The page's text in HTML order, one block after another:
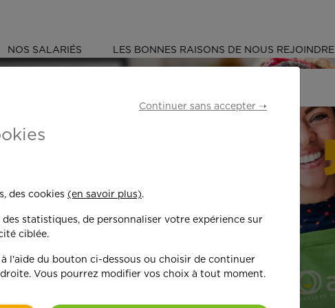
NOS SALARIÉS LES BONNES RAISONS DE NOUS REJOINDRE
plus performant
met du cœur !
Continuer sans accepter ➝
des cookies (en savoir plus).
statistiques, de personnaliser votre expérience sur
ciblée.
l'aide du bouton ci-dessous ou choisir de continuer
Vous pourrez modifier vos choix à tout moment.